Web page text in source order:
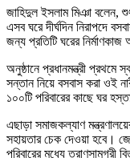
জাহিদুল ইসলাম মিঞা বলেন,
এসব ঘরে দীর্ঘদিন নিরাপদে
জন্য প্রতিটি ঘরের নির্মাণকাজ
অনুষ্ঠানে প্রধানমন্ত্রী প্রথমে
সন্তান নিয়ে বসবাস করা ওই
১০০টি পরিবারের কাছে ঘর
এছাড়া সমাজকল্যাণ
সহায়তার চেক দেওয়া হবে।
পরিবারের মধ্যে ত্রাণসামগ্রী